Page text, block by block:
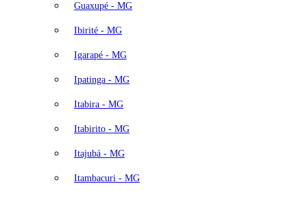
Guaxupé - MG
Ibirité - MG
Igarapé - MG
Ipatinga - MG
Itabira - MG
Itabirito - MG
Itajubá - MG
Itambacuri - MG